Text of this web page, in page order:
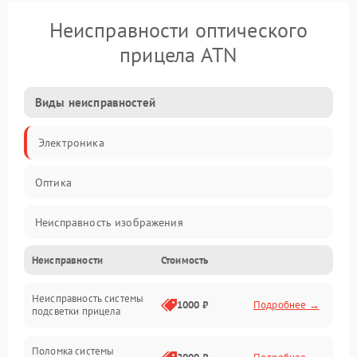
Неисправности оптического
прицела ATN
Виды неисправностей
Электроника
Оптика
Неисправность изображения
Механические повреждения
Неисправность фокусировки и оптики
Неисправности Стоимость
Неисправность системы
подсветки прицела
1000 ₽ Подробнее →
Поломка системы